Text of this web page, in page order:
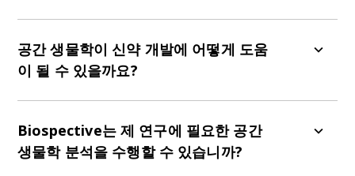
역 형광,슬라이드 스캐닝,정량적 디지털 이미지 분
석 을 결합하여 공간 생물학 분석을 가능하게 합니다.
공간 생물학이 신약 개발에 어떻게 도움
이 될 수 있을까요?
교세포와 뉴런의 알파-시누클레인 응집) 사이의 공
간적 관계에 대한 이해를 높임으로써, 동물 모델에
Biospective는 제 연구에 필요한 공간
생물학 분석을 수행할 수 있습니까?